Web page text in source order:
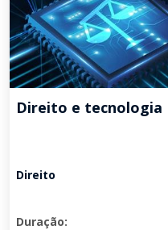
Direito e tecnologia
Direito
Duração: